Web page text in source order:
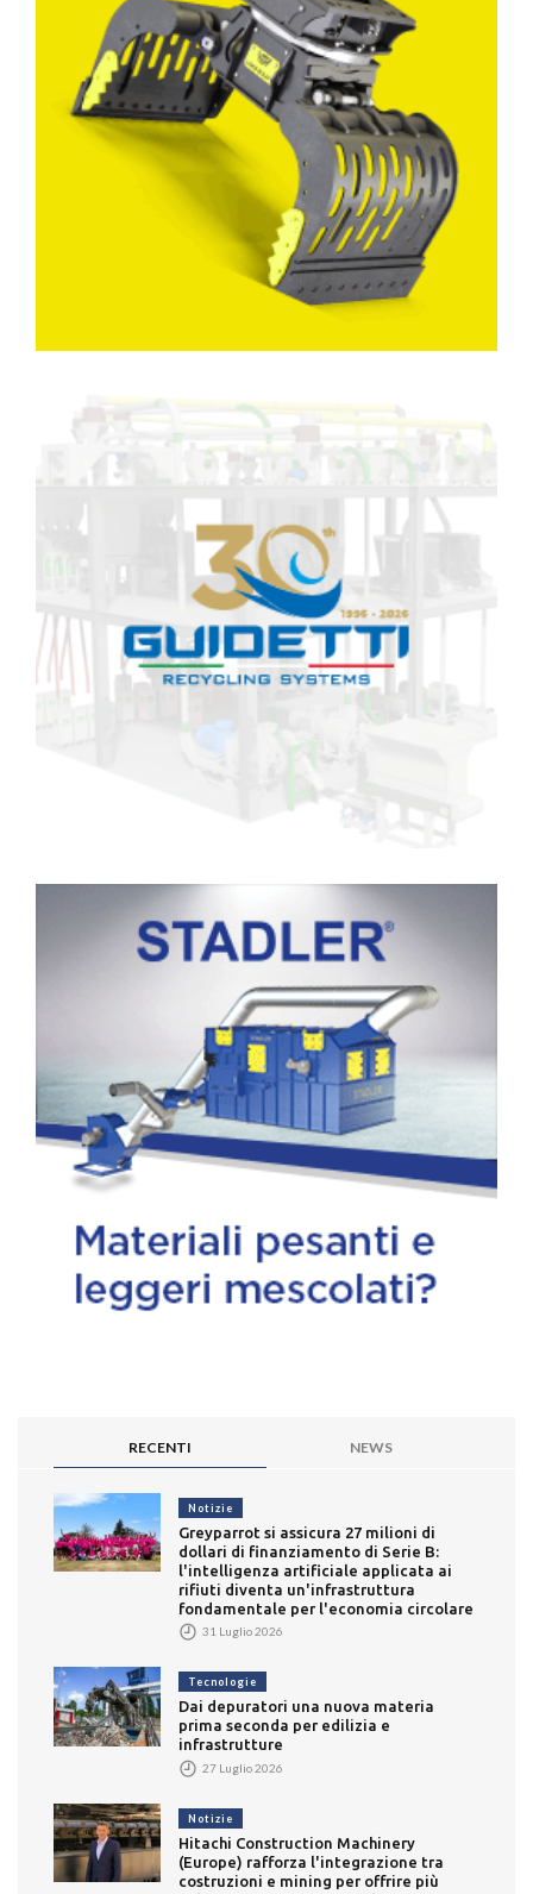
RECENTI NEWS
Notizie
Greyparrot si assicura 27 milioni di
dollari di finanziamento di Serie B:
l'intelligenza artificiale applicata ai
rifiuti diventa un'infrastruttura
fondamentale per l'economia circolare
31 Luglio 2026
Tecnologie
Dai depuratori una nuova materia
prima seconda per edilizia e
infrastrutture
27 Luglio 2026
Notizie
Hitachi Construction Machinery
(Europe) rafforza l'integrazione tra
costruzioni e mining per offrire più